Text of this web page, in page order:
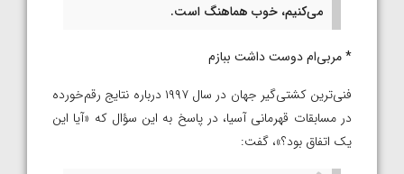
می‌کنیم، خوب هماهنگ است.
* مربی‌ام دوست داشت ببازم
فنی‌ترین کشتی‌گیر جهان در سال ۱۹۹۷ درباره نتایج رقم‌خورده
در مسابقات قهرمانی آسیا، در پاسخ به این سؤال که «آیا این
یک اتفاق بود؟»، گفت: